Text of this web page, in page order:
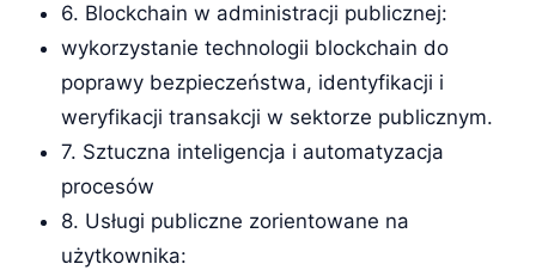
6. Blockchain w administracji publicznej:
wykorzystanie technologii blockchain do
poprawy bezpieczeństwa, identyfikacji i
weryfikacji transakcji w sektorze publicznym.
7. Sztuczna inteligencja i automatyzacja
procesów
8. Usługi publiczne zorientowane na
użytkownika: